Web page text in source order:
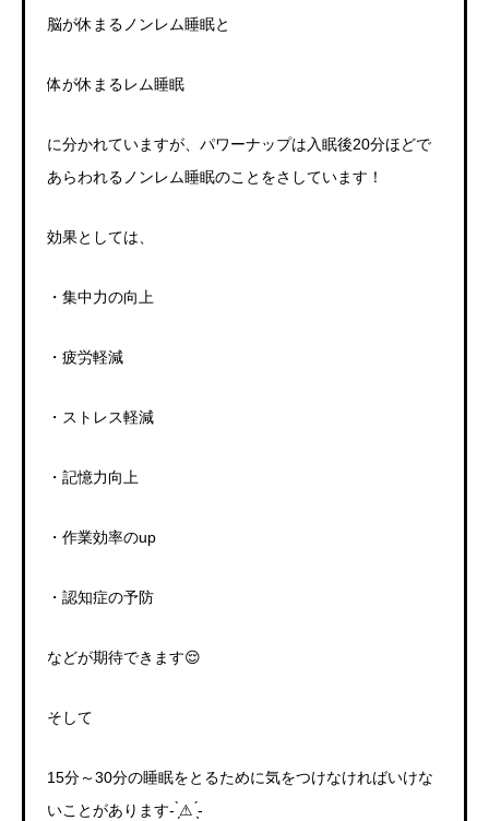
脳が休まるノンレム睡眠と
体が休まるレム睡眠
に分かれていますが、パワーナップは入眠後20分ほどで
あらわれるノンレム睡眠のことをさしています！
効果としては、
・集中力の向上
・疲労軽減
・ストレス軽減
・記憶力向上
・作業効率のup
・認知症の予防
などが期待できます😌
そして
15分～30分の睡眠をとるために気をつけなければいけな
いことがあります- ⚠︎ -